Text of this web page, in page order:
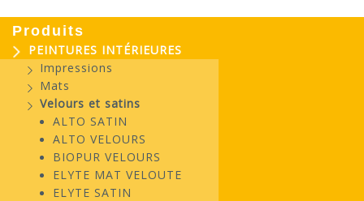
Produits
PEINTURES INTÉRIEURES
Impressions
Mats
Velours et satins
ALTO SATIN
ALTO VELOURS
BIOPUR VELOURS
ELYTE MAT VELOUTE
ELYTE SATIN